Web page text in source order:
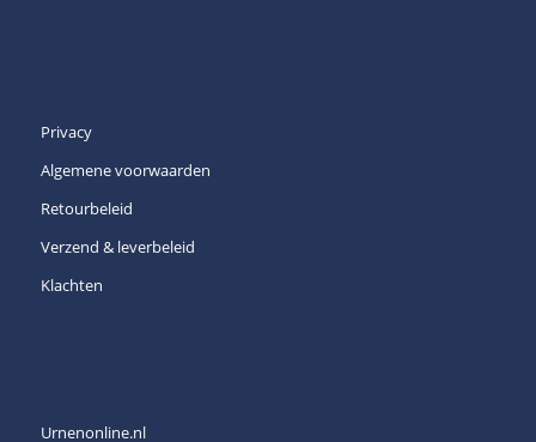
Privacy
Algemene voorwaarden
Retourbeleid
Verzend & leverbeleid
Klachten
Urnenonline.nl